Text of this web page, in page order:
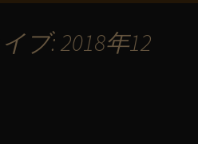
ブ: 2018年12